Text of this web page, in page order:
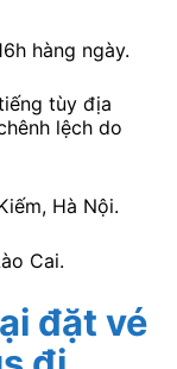
hàng ngày.
tùy địa
lệch do
Hà Nội.
Cai.
đặt vé